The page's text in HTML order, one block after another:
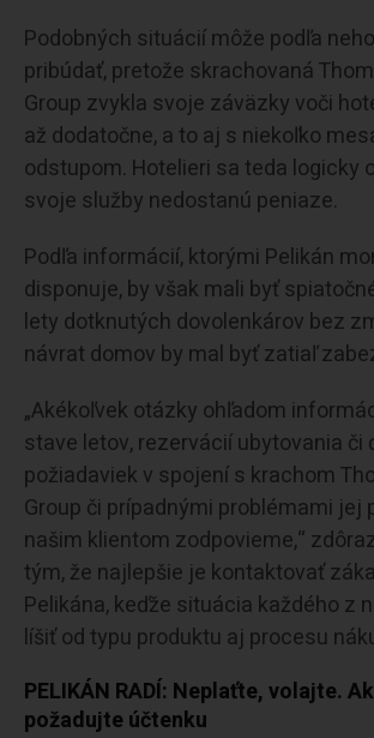
Podobných situácií môže podľa
pribúdať, pretože skrachovaná
Group zvykla svoje záväzky voči
až dodatočne, a to aj s niekoľko
odstupom. Hotelieri sa teda logicky
svoje služby nedostanú peniaze.
Podľa informácií, ktorými Pelikán
disponuje, by však mali byť
lety dotknutých dovolenkárov bez
návrat domov by mal byť zatiaľ
„Akékoľvek otázky ohľadom
stave letov, rezervácií ubytovania či
požiadaviek v spojení s krachom
Group či prípadnými problémami jej
našim klientom zodpovieme,“
tým, že najlepšie je kontaktovať
Pelikána, keďže situácia každého z
líšiť od typu produktu aj procesu
PELIKÁN RADÍ: Neplaťte, volajte.
požadujte účtenku